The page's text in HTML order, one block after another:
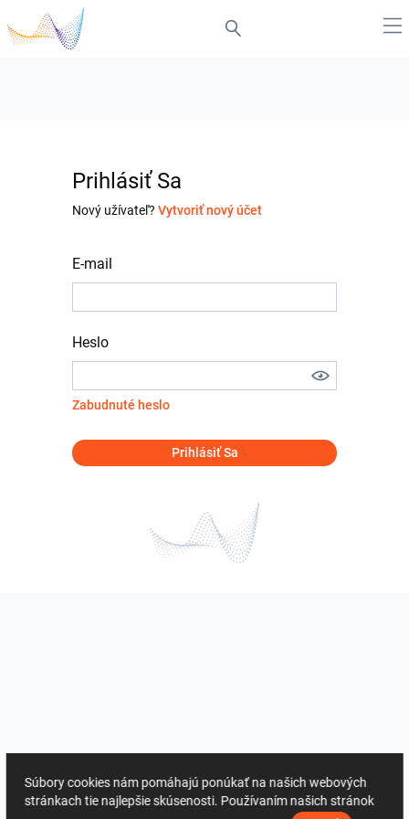
Prihlásiť Sa
Nový užívateľ? Vytvoriť nový účet
E-mail
Heslo
Zabudnuté heslo
Prihlásiť Sa
Súbory cookies nám pomáhajú ponúkať na našich webových
stránkach tie najlepšie skúsenosti. Používaním našich stránok